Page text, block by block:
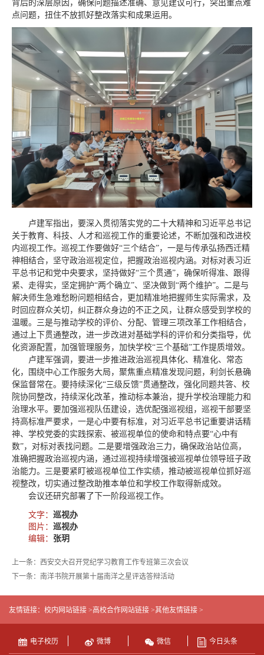
背后的深层原因，确保问题描述准确、意见建议可行，突出重点难
点问题，扭住不放抓好整改落实和成果运用。
卢建军指出，要深入贯彻落实党的二十大精神和习近平总书记
关于教育、科技、人才和巡视工作的重要论述，不断加强和改进校
内巡视工作。巡视工作要做好“三个结合”，一是与传承弘扬西迁精
神相结合，坚守政治巡视定位，把握政治巡视内涵。对标对表习近
平总书记和党中央要求，坚持做好“三个贯通”，确保听得准、跟得
紧、走得实，坚定拥护“两个确立”、坚决做到“两个维护”。二是与
解决师生急难愁盼问题相结合，更加精准地把握师生实际需求，及
时回应群众关切，纠正群众身边的不正之风，让群众感受到学校的
温暖。三是与推动学校的评价、分配、管理三项改革工作相结合，
通过上下贯通整改，进一步改进对基础学科的评价和分类指导，优
化资源配置，加强管理服务，加快学校“三个基础”工作提质增效。
卢建军强调，要进一步推进政治巡视具体化、精准化、常态
化，围绕中心工作服务大局，聚焦重点精准发现问题，利剑长悬确
保监督常在。要持续深化“三级反馈”贯通整改，强化同题共答、校
院协同整改，持续深化改革，推动标本兼治，提升学校治理能力和
治理水平。要加强巡视队伍建设，选优配强巡视组，巡视干部要坚
持高标准严要求，一是心中要有标准，对习近平总书记重要讲话精
神、学校党委的实践探索、被巡视单位的使命和特点要“心中有
数”，对标对表找问题。二是要增强政治三力，确保政治站位高，
准确把握政治巡视内涵，通过巡视持续增强被巡视单位领导班子政
治能力。三是要紧盯被巡视单位工作实绩，推动被巡视单位抓好巡
视整改，切实通过整改助推本单位和学校工作取得新成效。
会议还研究部署了下一阶段巡视工作。
文字： 巡视办
图片： 巡视办
编辑： 张玥
上一条：西安交大召开党纪学习教育工作专班第三次会议
下一条：南洋书院开展第十届南洋之星评选答辩活动
友情链接： 校内网站链接 >高校合作网站链接 >其他友情链接 >
电子校历 微博 微信 今日头条